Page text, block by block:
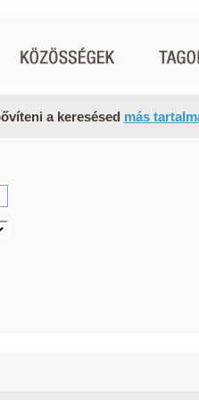
a keresésed más